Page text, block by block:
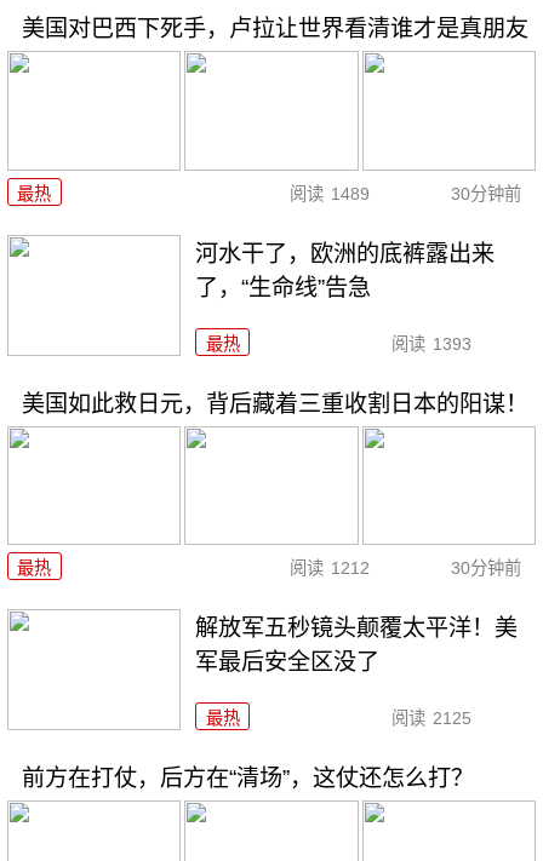
美国对巴西下死手，卢拉让世界看清谁才是真朋友
最热 阅读 1489 30分钟前
河水干了，欧洲的底裤露出来
了，“生命线”告急
最热 阅读 1393
美国如此救日元，背后藏着三重收割日本的阳谋！
最热 阅读 1212 30分钟前
解放军五秒镜头颠覆太平洋！美
军最后安全区没了
最热 阅读 2125
前方在打仗，后方在“清场”，这仗还怎么打？